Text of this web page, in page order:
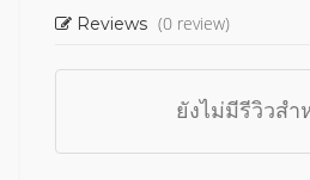
Reviews (0 review)
ยังไม่มีรีวิวสำ